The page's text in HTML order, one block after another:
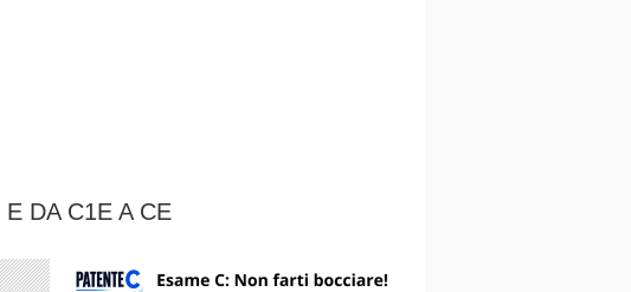
DA C1E A CE